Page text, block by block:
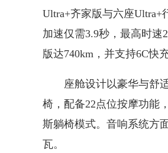
Ultra+齐家版与六座Ultra+
加速仅需3.9秒，最高时速
版达740km，并支持6C快
座舱设计以豪华与舒适
椅，配备22点位按摩功能
斯躺椅模式。音响系统方
瓦。